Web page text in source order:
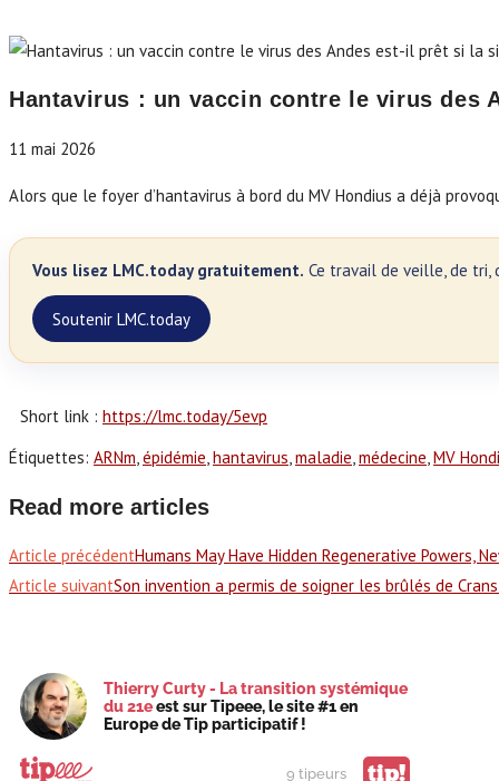
Hantavirus : un vaccin contre le virus des
11 mai 2026
Alors que le foyer d’hantavirus à bord du MV Hondius a déjà
Vous lisez LMC.today gratuitement. Ce travail de veille, de tri,
Soutenir LMC.today
Short link : https://lmc.today/5evp
Étiquettes: ARNm, épidémie, hantavirus, maladie, médecine, MV
Read more articles
Article précédentHumans May Have Hidden Regenerative Powers,
Article suivantSon invention a permis de soigner les brûlés de
Thierry Curty - La transition systémique
du 21eest sur Tipeee, le site #1 en
Europe de Tip participatif !
9 tipeurs tip!